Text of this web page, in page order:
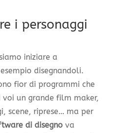
i personaggi
iniziare a
disegnandoli.
fior di programmi che
un grande film maker,
scene, riprese… ma per
di disegnova